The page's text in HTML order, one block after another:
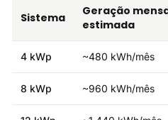
Sistema
Geração
estimada
4 kWp ~480 kWh/mês
8 kWp ~960 kWh/mês